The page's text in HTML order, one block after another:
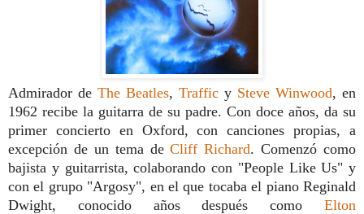
Admirador de The Beatles, Traffic y Steve Winwood, en
1962 recibe la guitarra de su padre. Con doce años, da su
primer concierto en Oxford, con canciones propias, a
excepción de un tema deCliff Richard. Comenzó como
bajista y guitarrista, colaborando con "People Like Us" y
con el grupo "Argosy", en el que tocaba el piano Reginald
Dwight, conocido años después como Elton